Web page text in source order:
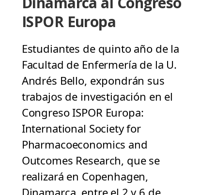
ISPOR Europa
Estudiantes de quinto año de la
Facultad de Enfermería de la U.
Andrés Bello, expondrán sus
trabajos de investigación en el
Congreso ISPOR Europa:
International Society for
Pharmacoeconomics and
Outcomes Research, que se
realizará en Copenhagen,